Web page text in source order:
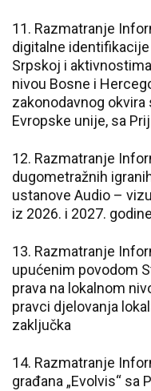
11. Razmatranje
digitalne
Srpskoj i
nivou Bosne i
zakonodavnog
Evropske unije, sa
12. Razmatranje
dugometražnih
ustanove Audio –
iz 2026. i 2027.
13. Razmatranje
upućenim povodom
prava na lokalnom
pravci djelovanja
zaključka
14. Razmatranje
građana „Evolvis“ sa